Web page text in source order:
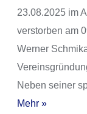
23.08.2025 im
verstorben am
Werner
Neben seiner
Mehr »